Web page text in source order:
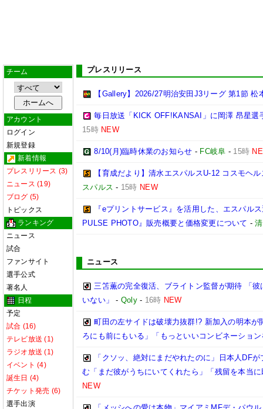
チーム
アカウント
ログイン
新規登録
新着情報
プレスリリース (3)
ニュース (19)
ブログ (5)
トピックス
ランキング
ニュース
試合
ファンサイト
選手公式
著名人
日程
予定
試合 (16)
テレビ放送 (1)
ラジオ放送 (1)
イベント (4)
誕生日 (4)
チケット発売 (6)
選手出演
プレスリリース
【Gallery】2026/27明治安田J3リーグ 第1節 松
毎日放送「KICK OFF!KANSAI」に岡澤 昂星選
15時 NEW
8/10(月)臨時休業のお知らせ - FC岐阜 - 15時
【育成だより】清水エスパルスU-12 コスモヘ
スパルス - 15時 NEW
『eプリントサービス』を活用した、エスパル
PULSE PHOTO』販売概要と価格変更について -
ニュース
三笘薫の完全復活、ブライトン監督が期待 「
いない」
- Qoly- 16時 NEW
町田の左サイドは破壊力抜群!? 新加入の明本
ろにも前にもいる」「もっといいコンビネーショ
「クソッ、絶対にまだやれたのに」日本人DF
む「まだ彼がうちにいてくれたら」「残留を本当
NEW